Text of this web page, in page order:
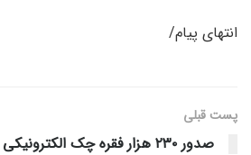
انتهای پیام/
پست قبلی
صدور ۲۳۰ هزار فقره چک الکترونیکی در شبکه بانکی